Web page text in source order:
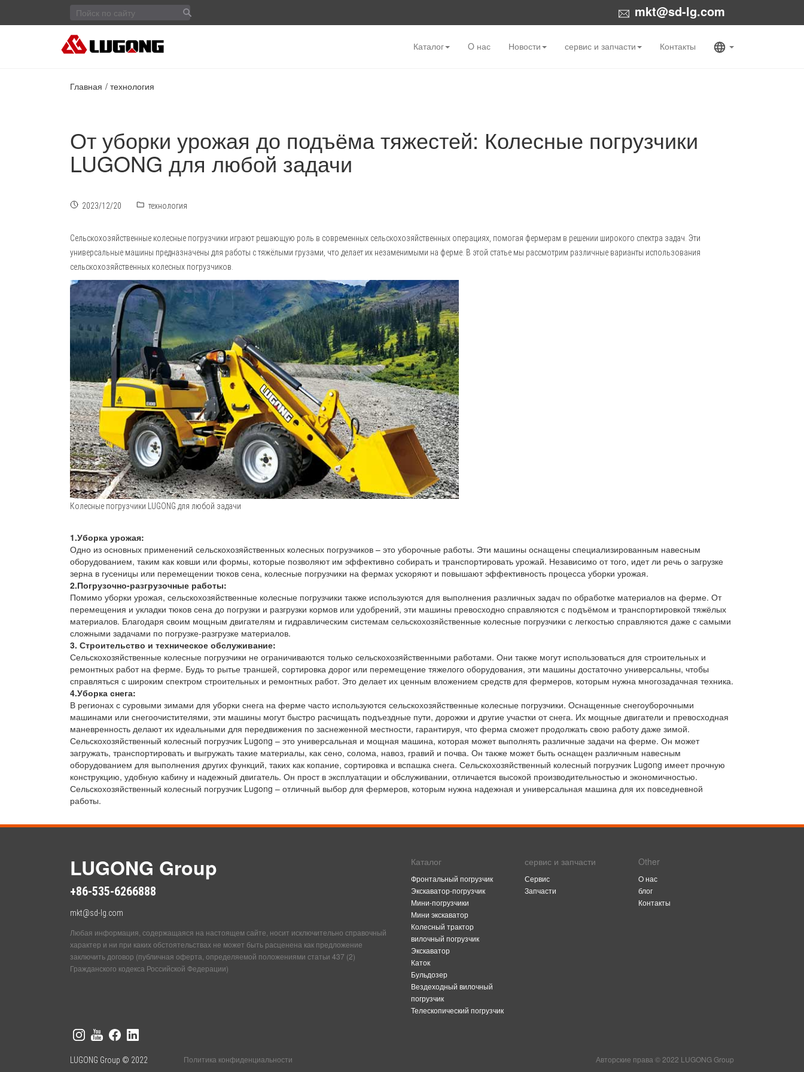
mkt@sd-lg.com
Каталог O нас Новости сервис и запчасти Контакты
Главная технология
От уборки урожая до подъёма тяжестей: Колесные погрузчики
LUGONG для любой задачи
2023/12/20 технология
Сельскохозяйственные колесные погрузчики играют решающую роль в современных сельскохозяйственных операциях, помогая фермерам в решении широкого спектра задач. Эти
универсальные машины предназначены для работы с тяжёлыми грузами, что делает их незаменимыми на ферме. В этой статье мы рассмотрим различные варианты использования
сельскохозяйственных колесных погрузчиков.
Колесные погрузчики LUGONG для любой задачи
1.Уборка урожая:
Одно из основных применений сельскохозяйственных колесных погрузчиков – это уборочные работы. Эти машины оснащены специализированным навесным
оборудованием, таким как ковши или формы, которые позволяют им эффективно собирать и транспортировать урожай. Независимо от того, идет ли речь о загрузке
зерна в гусеницы или перемещении тюков сена, колесные погрузчики на фермах ускоряют и повышают эффективность процесса уборки урожая.
2.Погрузочно-разгрузочные работы:
Помимо уборки урожая, сельскохозяйственные колесные погрузчики также используются для выполнения различных задач по обработке материалов на ферме. От
перемещения и укладки тюков сена до погрузки и разгрузки кормов или удобрений, эти машины превосходно справляются с подъёмом и транспортировкой тяжёлых
материалов. Благодаря своим мощным двигателям и гидравлическим системам сельскохозяйственные колесные погрузчики с легкостью справляются даже с самыми
сложными задачами по погрузке-разгрузке материалов.
3. Строительство и техническое обслуживание:
Сельскохозяйственные колесные погрузчики не ограничиваются только сельскохозяйственными работами. Они также могут использоваться для строительных и
ремонтных работ на ферме. Будь то рытье траншей, сортировка дорог или перемещение тяжелого оборудования, эти машины достаточно универсальны, чтобы
справляться с широким спектром строительных и ремонтных работ. Это делает их ценным вложением средств для фермеров, которым нужна многозадачная техника.
4.Уборка снега:
В регионах с суровыми зимами для уборки снега на ферме часто используются сельскохозяйственные колесные погрузчики. Оснащенные снегоуборочными
машинами или снегоочистителями, эти машины могут быстро расчищать подъездные пути, дорожки и другие участки от снега. Их мощные двигатели и превосходная
маневренность делают их идеальными для передвижения по заснеженной местности, гарантируя, что ферма сможет продолжать свою работу даже зимой.
Сельскохозяйственный колесный погрузчик Lugong – это универсальная и мощная машина, которая может выполнять различные задачи на ферме. Он может
загружать, транспортировать и выгружать такие материалы, как сено, солома, навоз, гравий и почва. Он также может быть оснащен различным навесным
оборудованием для выполнения других функций, таких как копание, сортировка и вспашка снега. Сельскохозяйственный колесный погрузчик Lugong имеет прочную
конструкцию, удобную кабину и надежный двигатель. Он прост в эксплуатации и обслуживании, отличается высокой производительностью и экономичностью.
Сельскохозяйственный колесный погрузчик Lugong – отличный выбор для фермеров, которым нужна надежная и универсальная машина для их повседневной
работы.
LUGONG Group
+86-535-6266888
mkt@sd-lg.com
Любая информация, содержащаяся на настоящем сайте, носит исключительно справочный
характер и ни при каких обстоятельствах не может быть расценена как предложение
заключить договор (публичная оферта, определяемой положениями статьи 437 (2)
Гражданского кодекса Российской Федерации)
Каталог
Фронтальный погрузчик
Экскаватор-погрузчик
Мини-погрузчики
Мини экскаватор
Колесный трактор
вилочный погрузчик
Экскаватор
Каток
Бульдозер
Вездеходный вилочный
погрузчик
Телескопический погрузчик
сервис и запчасти
Сервис
Запчасти
Other
O нас
блог
Контакты
LUGONG Group © 2022 Политика конфиденциальности Авторские права © 2022 LUGONG Group